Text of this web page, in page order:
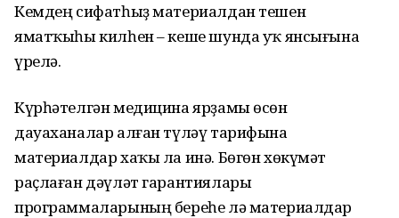
Кемдең сифатһыҙ материалдан тешен
яматҡыһы килһен – кеше шунда уҡ янсығына
үрелә.
Күрһәтелгән медицина ярҙамы өсөн
дауаханалар алған түләү тарифына
материалдар хаҡы ла инә. Бөгөн хөкүмәт
раҫлаған дәүләт гарантиялары
программаларының береһе лә материалдар